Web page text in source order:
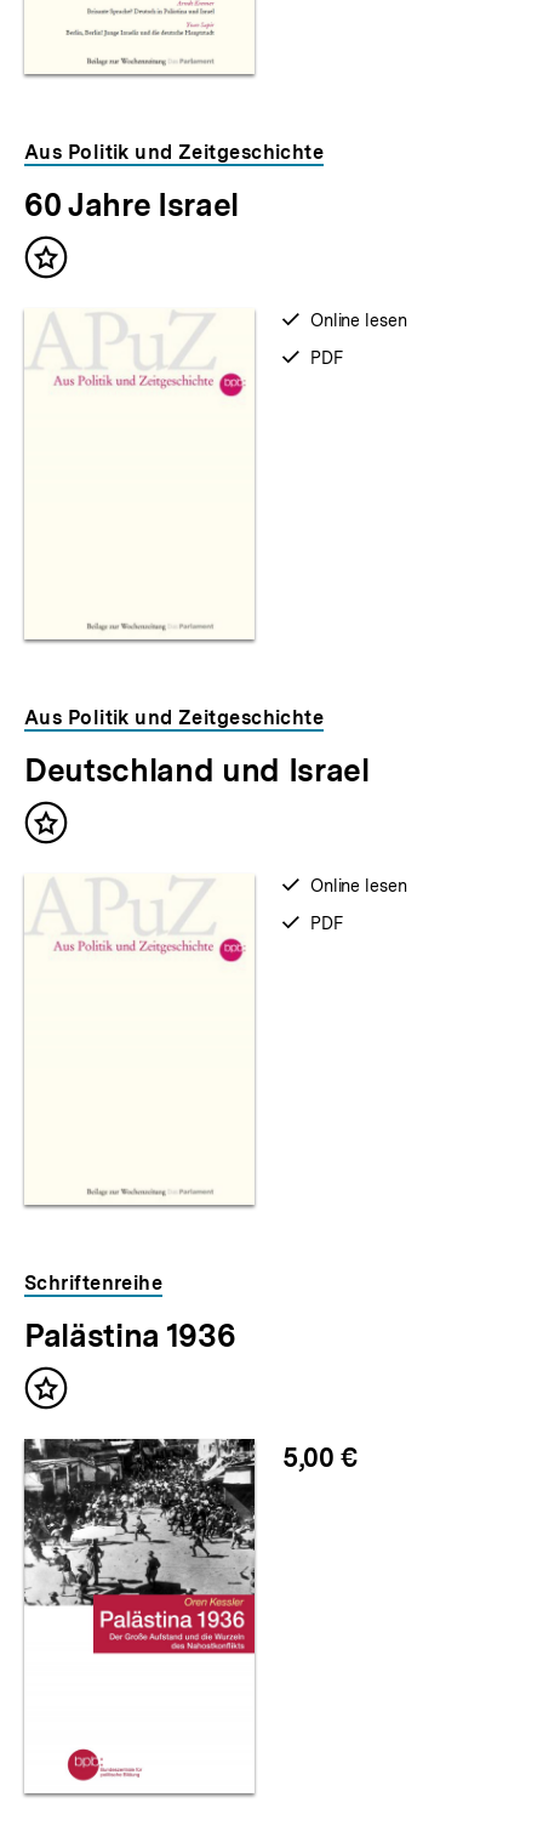
Aus Politik und Zeitgeschichte
60 Jahre Israel
Inhalt
verfügbar
zum
Online lesen
verfügbar
PDF
Aus Politik und Zeitgeschichte
Deutschland und Israel
Inhalt
verfügbar
zum
Online lesen
verfügbar
PDF
Schriftenreihe
Palästina 1936
Inhalt
5,00 €